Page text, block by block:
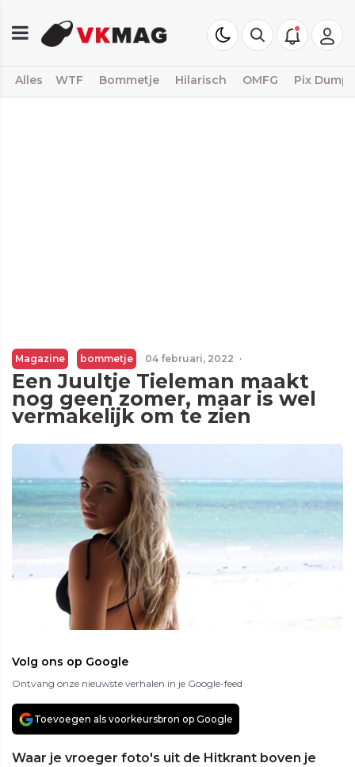
Alles WTF Bommetje Hilarisch OMFG Pix Dump
Magazine bommetje 04 februari, 2022 ·
Een Juultje Tieleman maakt
nog geen zomer, maar is wel
vermakelijk om te zien
Volg ons op Google
Ontvang onze nieuwste verhalen in je Google-feed
Toevoegen als voorkeursbron op Google
Waar je vroeger foto's uit de Hitkrant boven je